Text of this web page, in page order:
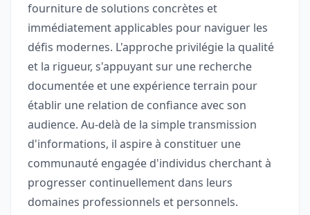
fourniture de solutions concrètes et
immédiatement applicables pour naviguer les
défis modernes. L'approche privilégie la qualité
et la rigueur, s'appuyant sur une recherche
documentée et une expérience terrain pour
établir une relation de confiance avec son
audience. Au-delà de la simple transmission
d'informations, il aspire à constituer une
communauté engagée d'individus cherchant à
progresser continuellement dans leurs
domaines professionnels et personnels.